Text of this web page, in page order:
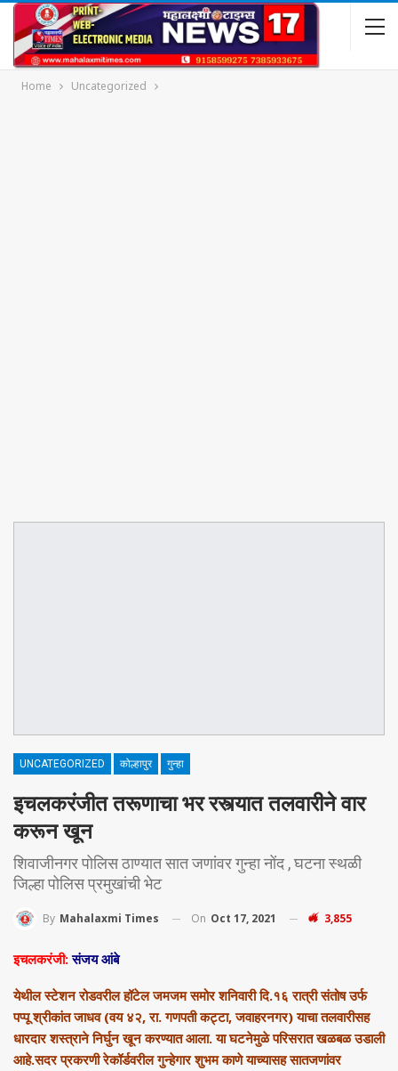
Home Uncategorized
UNCATEGORIZED कोल्हापुर गुन्हा
इचलकरंजीत तरूणाचा भर रस्त्यात तलवारीने वार
करून खून
शिवाजीनगर पोलिस ठाण्यात सात जणांवर गुन्हा नोंद , घटना स्थळी
जिल्हा पोलिस प्रमुखांची भेट
By Mahalaxmi Times On Oct 17, 2021 3,855
इचलकरंजी:संजय आंबे
येथील स्टेशन रोडवरील हॉटेल जमजम समोर शनिवारी दि.१६ रात्री संतोष उर्फ
पप्पू श्रीकांत जाधव (वय ४२, रा. गणपती कट्टा, जवाहरनगर) याचा तलवारीसह
धारदार शस्त्राने निर्घुन खून करण्यात आला. या घटनेमुळे परिसरात खळबळ उडाली
आहे.सदर प्रकरणी रेकॉर्डवरील गुन्हेगार शुभम काणे याच्यासह सातजणांवर